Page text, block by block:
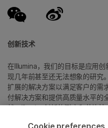
创新技术
在Illumina，我们的目标是应用
现几年前甚至还无法想象的研究
扩展的解决方案以满足客户的需
付解决方案和提供高质量水平的
战。Illumina创新的测序和芯片
Cookie preferences